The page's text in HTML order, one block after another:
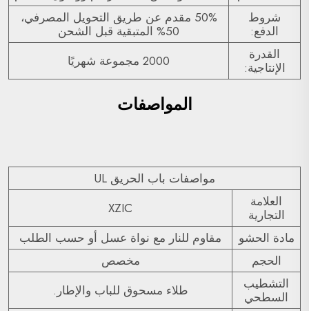
شروط
الدفع:
50% مقدم عن طريق التحويل المصرفي،
50% المتبقية قبل الشحن
القدرة
الإنتاجية:
2000 مجموعة شهريًا
المواصفات
مواصفات باب الحريق UL
العلامة
التجارية
XZIC
مادة الحشو
مقاوم للنار مع نواة عسل أو حسب الطلب
الحجم
مخصص
التشطيب
السطحي
طلاء مسحوق للباب والإطار.